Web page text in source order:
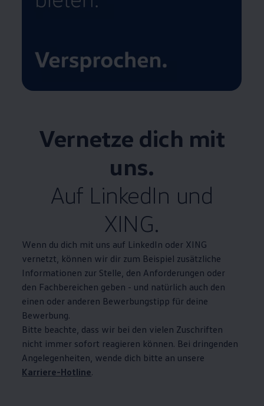
Vernetze dich mit
uns.
Auf LinkedIn und
XING.
Wenn du dich mit uns auf LinkedIn oder XING
vernetzt, können wir dir zum Beispiel zusätzliche
Informationen zur Stelle, den Anforderungen oder
den Fachbereichen geben - und natürlich auch den
einen oder anderen Bewerbungstipp für deine
Bewerbung.
Bitte beachte, dass wir bei den vielen Zuschriften
nicht immer sofort reagieren können. Bei dringenden
Angelegenheiten, wende dich bitte an unsere
Karriere-Hotline.